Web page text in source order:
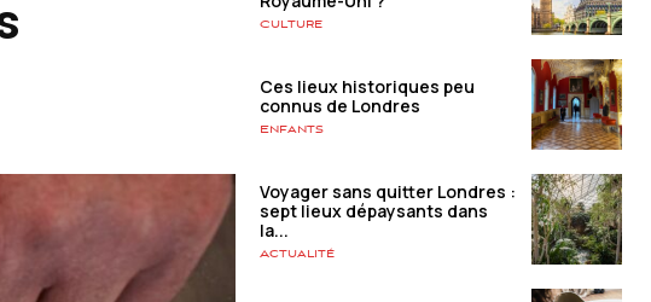
Culture
Ces lieux historiques peu
connus de Londres
Enfants
Voyager sans quitter Londres :
sept lieux dépaysants dans
la...
Actualité